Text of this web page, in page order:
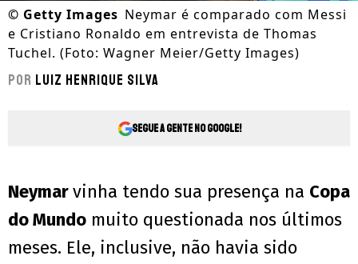
© Getty Images Neymar é comparado com Messi
e Cristiano Ronaldo em entrevista de Thomas
Tuchel. (Foto: Wagner Meier/Getty Images)
Por Luiz Henrique Silva
Segue a gente no Google!
Neymarvinha tendo sua presença na Copa
do Mundo muito questionada nos últimos
meses. Ele, inclusive, não havia sido